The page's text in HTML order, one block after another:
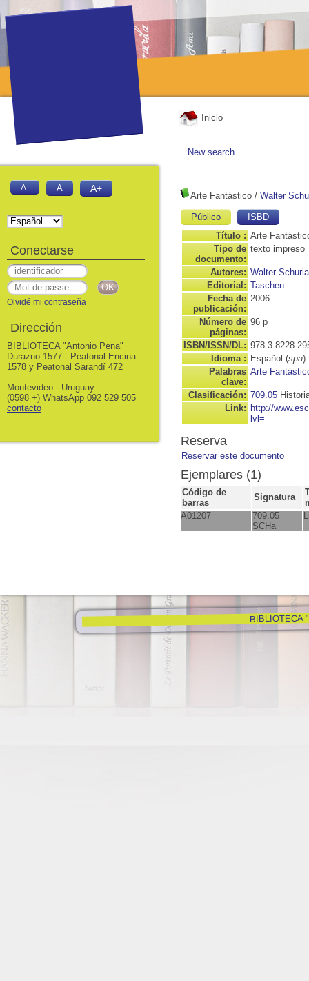
Inicio
New search
Arte Fantástico / Walter
Público
ISBD
Título : Arte
Tipo de
documento:
texto impreso
Autores: Walter
Editorial: Taschen
Fecha de
publicación:
2006
Número de
páginas:
96 p
ISBN/ISSN/DL: 978-3-8228-
Idioma : Español (spa)
Palabras
clave:
Arte
Clasificación: 709.05
Link: http://
lvl=
Reserva
Reservar este documento
Ejemplares (1)
Código de
barras
Signatura
A01207
709.05
SCHa
BIBLIOTECA
A- A A+
Conectarse
Olvidé mi contraseña
Dirección
BIBLIOTECA "Antonio Pena"
Durazno 1577 - Peatonal Encina
1578 y Peatonal Sarandí 472
Montevideo - Uruguay
(0598 +) WhatsApp 092 529 505
contacto